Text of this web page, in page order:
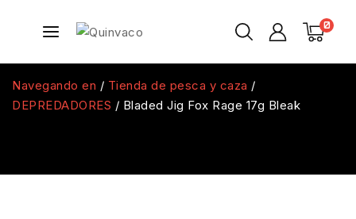
0
Navegando en / Tienda de pesca y caza /
DEPREDADORES / Bladed Jig Fox Rage 17g Bleak